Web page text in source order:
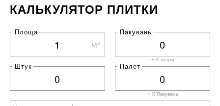
КАЛЬКУЛЯТОР ПЛИТКИ
Площа
м²
Пакувань
+ X штуки
Штук Палет
+ X Пакувань